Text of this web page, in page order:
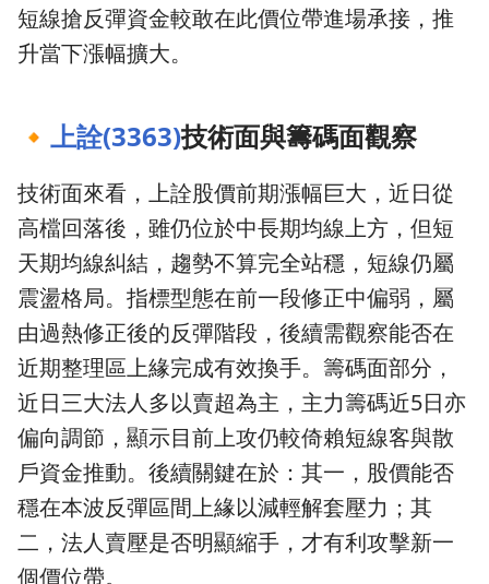
短線搶反彈資金較敢在此價位帶進場承接，推
升當下漲幅擴大。
🔸 上詮(3363)技術面與籌碼面觀察
技術面來看，上詮股價前期漲幅巨大，近日從
高檔回落後，雖仍位於中長期均線上方，但短
天期均線糾結，趨勢不算完全站穩，短線仍屬
震盪格局。指標型態在前一段修正中偏弱，屬
由過熱修正後的反彈階段，後續需觀察能否在
近期整理區上緣完成有效換手。籌碼面部分，
近日三大法人多以賣超為主，主力籌碼近5日亦
偏向調節，顯示目前上攻仍較倚賴短線客與散
戶資金推動。後續關鍵在於：其一，股價能否
穩在本波反彈區間上緣以減輕解套壓力；其
二，法人賣壓是否明顯縮手，才有利攻擊新一
個價位帶。